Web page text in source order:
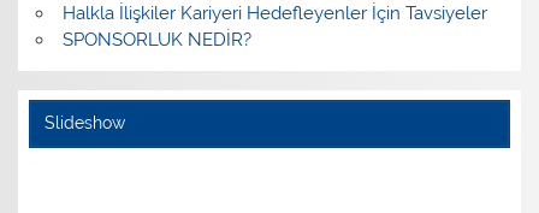
Halkla İlişkiler Kariyeri Hedefleyenler İçin Tavsiyeler
SPONSORLUK NEDİR?
Slideshow